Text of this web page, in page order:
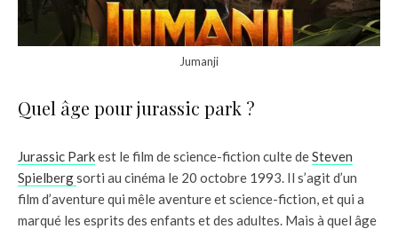
Jumanji
Quel âge pour jurassic park ?
Jurassic Parkest le film de science-fiction culte deSteven
Spielbergsorti au cinéma le 20 octobre 1993. Il s’agit d’un
film d’aventure qui mêle aventure et science-fiction, et qui a
marqué les esprits des enfants et des adultes. Mais à quel âge